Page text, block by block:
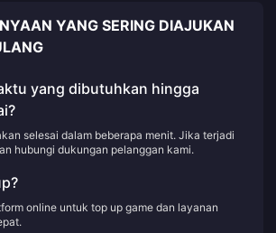
YANG SERING DIAJUKAN
yang dibutuhkan hingga
selesai dalam beberapa menit. Jika terjadi
hubungi dukungan pelanggan kami.
online untuk top up game dan layanan